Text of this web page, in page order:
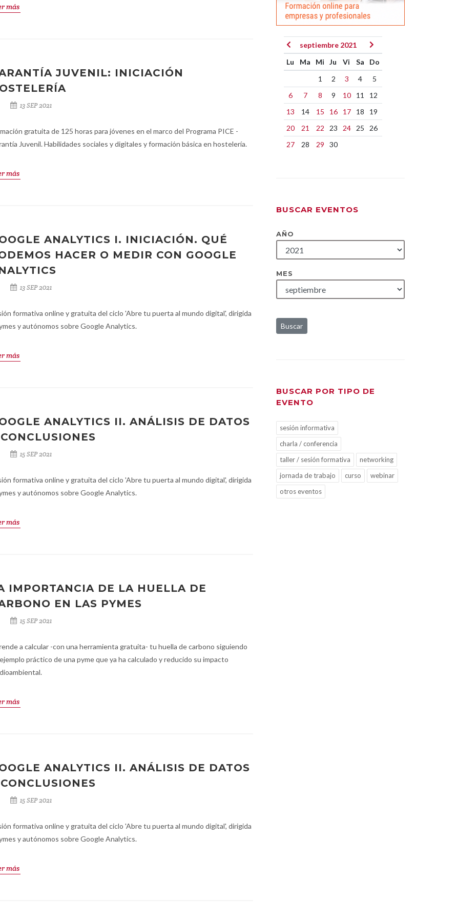
más
JUVENIL: INICIACIÓN
13 SEP 2021
gratuita de 125 horas para jóvenes en el marco del Programa PICE -
Juvenil. Habilidades sociales y digitales y formación básica en hostelería.
más
ANALYTICS I. INICIACIÓN. QUÉ
HACER O MEDIR CON GOOGLE
13 SEP 2021
formativa online y gratuita del ciclo 'Abre tu puerta al mundo digital', dirigida
y autónomos sobre Google Analytics.
más
ANALYTICS II. ANÁLISIS DE DATOS
15 SEP 2021
formativa online y gratuita del ciclo 'Abre tu puerta al mundo digital', dirigida
y autónomos sobre Google Analytics.
más
IMPORTANCIA DE LA HUELLA DE
EN LAS PYMES
15 SEP 2021
a calcular -con una herramienta gratuita- tu huella de carbono siguiendo
práctico de una pyme que ya ha calculado y reducido su impacto
más
ANALYTICS II. ANÁLISIS DE DATOS
15 SEP 2021
formativa online y gratuita del ciclo 'Abre tu puerta al mundo digital', dirigida
y autónomos sobre Google Analytics.
más
septiembre 2021
Lu
Ma Mi Ju Vi Sa
Do
1
2 3 4
5
6
7 8 9 10 11
12
13
14 15 16 17 18
19
20
21 22 23 24 25
26
27
28 29 30
BUSCAR EVENTOS
AÑO
MES
Buscar
BUSCAR POR TIPO DE
EVENTO
sesión informativa
charla / conferencia
taller / sesión formativa
networking
jornada de trabajo
curso
webinar
otros eventos